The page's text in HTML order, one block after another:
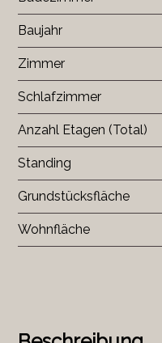
Baujahr
Zimmer
Schlafzimmer
Anzahl Etagen (Total)
Standing
Grundstücksfläche
Wohnfläche